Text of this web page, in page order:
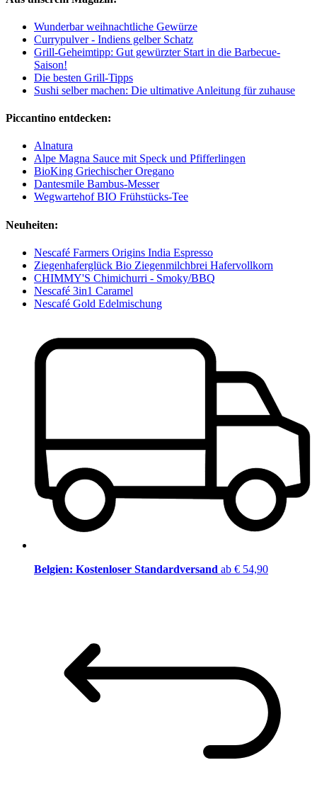
Wunderbar weihnachtliche Gewürze
Currypulver - Indiens gelber Schatz
Grill-Geheimtipp: Gut gewürzter Start in die Barbecue-
Saison!
Die besten Grill-Tipps
Sushi selber machen: Die ultimative Anleitung für zuhause
Piccantino entdecken:
Alnatura
Alpe Magna Sauce mit Speck und Pfifferlingen
BioKing Griechischer Oregano
Dantesmile Bambus-Messer
Wegwartehof BIO Frühstücks-Tee
Neuheiten:
Nescafé Farmers Origins India Espresso
Ziegenhaferglück Bio Ziegenmilchbrei Hafervollkorn
CHIMMY'S Chimichurri - Smoky/BBQ
Nescafé 3in1 Caramel
Nescafé Gold Edelmischung
Belgien: Kostenloser Standardversand ab € 54,90